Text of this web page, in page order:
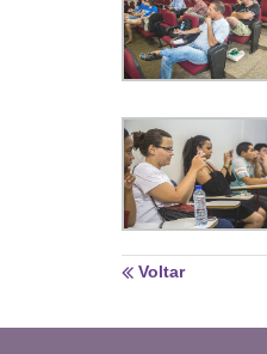
Voltar